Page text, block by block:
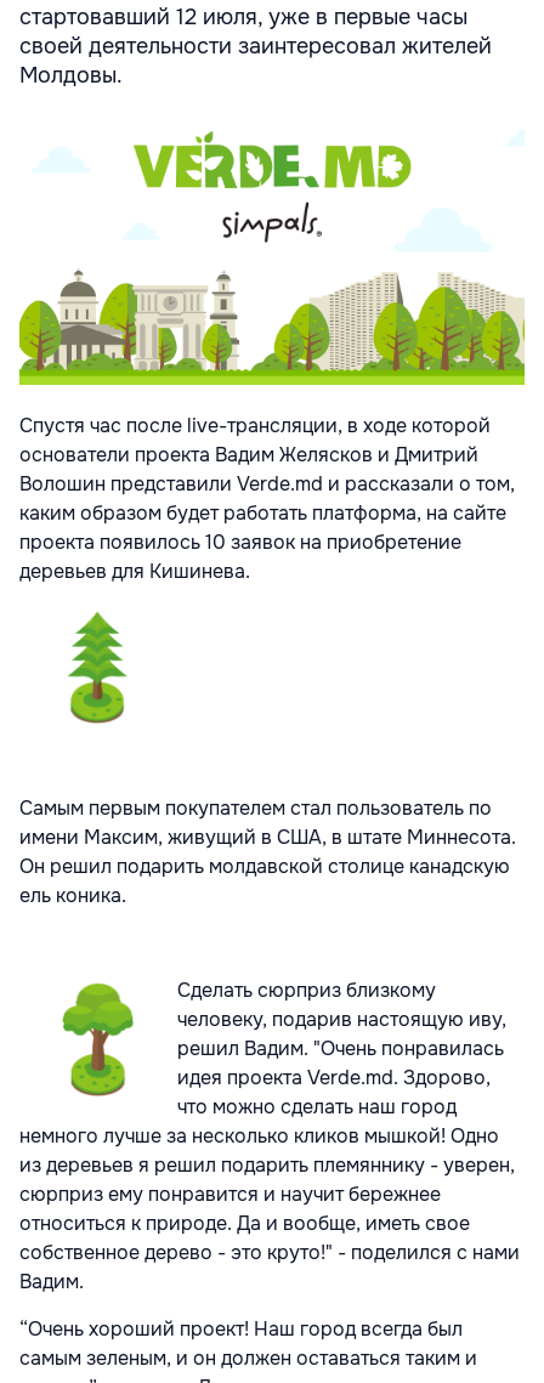
стартовавший 12 июля, уже в первые часы
своей деятельности заинтересовал жителей
Молдовы.
Спустя час после live-трансляции, в ходе которой
основатели проекта Вадим Желясков и Дмитрий
Волошин представили Verde.md и рассказали о том,
каким образом будет работать платформа, на сайте
проекта появилось 10 заявок на приобретение
деревьев для Кишинева.
Самым первым покупателем стал пользователь по
имени Максим, живущий в США, в штате Миннесота.
Он решил подарить молдавской столице канадскую
ель коника.
Сделать сюрприз близкому
человеку, подарив настоящую иву,
решил Вадим. "Очень понравилась
идея проекта Verde.md. Здорово,
что можно сделать наш город
немного лучше за несколько кликов мышкой! Одно
из деревьев я решил подарить племяннику - уверен,
сюрприз ему понравится и научит бережнее
относиться к природе. Да и вообще, иметь свое
собственное дерево - это круто!" - поделился с нами
Вадим.
“Очень хороший проект! Наш город всегда был
самым зеленым, и он должен оставаться таким и